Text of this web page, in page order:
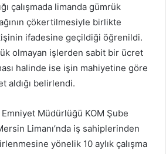
çalışmada limanda gümrük
çökertilmesiyle birlikte
ifadesine geçildiği öğrenildi.
olmayan işlerden sabit bir ücret
halinde ise işin mahiyetine göre
aldığı belirlendi.
Müdürlüğü KOM Şube
Limanı’nda iş sahiplerinden
yönelik 10 aylık çalışma